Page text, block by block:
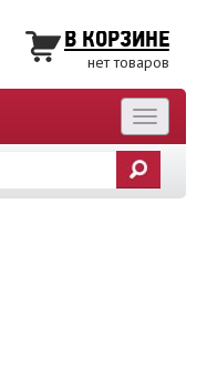
В КОРЗИНЕ
нет товаров
Toggle